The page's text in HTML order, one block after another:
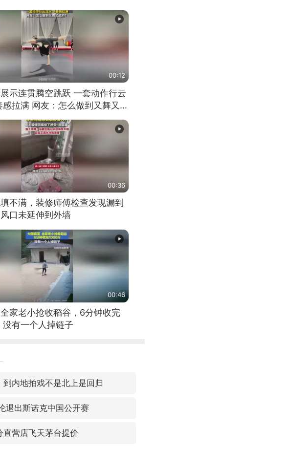
00:12
示连贯腾空跳跃 一套动作行云
拉满 网友：怎么做到又舞又武
00:36
不满，装修师傅检查发现漏到
口未延伸到外墙
00:46
家老小抢收稻谷，6分钟收完
没有一个人掉链子
到内地拍戏不是北上是回归
退出斯诺克中国公开赛
直营店飞天茅台提价